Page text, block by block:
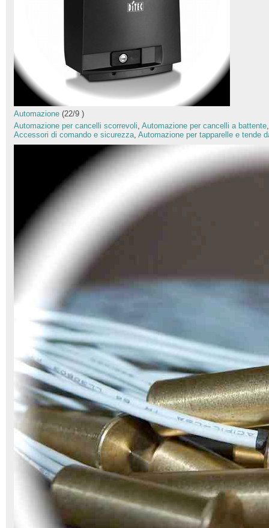
Automazione (22/9 )
Automazione per cancelli scorrevoli, Automazione per cancelli a battente
Accessori di comando e sicurezza, Automazione per tapparelle e tende